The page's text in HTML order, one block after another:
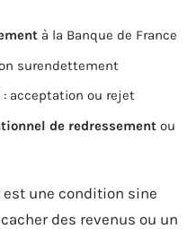
à la Banque de France
surendettement
: acceptation ou rejet
de redressement ou
une condition sine
des revenus ou un